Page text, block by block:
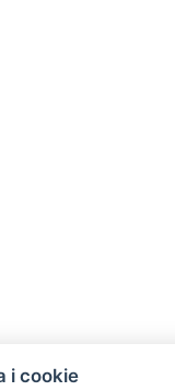
i cookie